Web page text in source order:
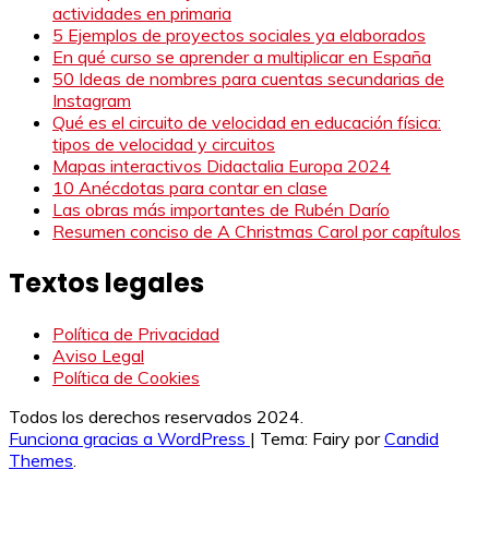
actividades en primaria
5 Ejemplos de proyectos sociales ya elaborados
En qué curso se aprender a multiplicar en España
50 Ideas de nombres para cuentas secundarias de
Instagram
Qué es el circuito de velocidad en educación física:
tipos de velocidad y circuitos
Mapas interactivos Didactalia Europa 2024
10 Anécdotas para contar en clase
Las obras más importantes de Rubén Darío
Resumen conciso de A Christmas Carol por capítulos
Textos legales
Política de Privacidad
Aviso Legal
Política de Cookies
Todos los derechos reservados 2024.
Funciona gracias a WordPress | Tema: Fairy porCandid
Themes.